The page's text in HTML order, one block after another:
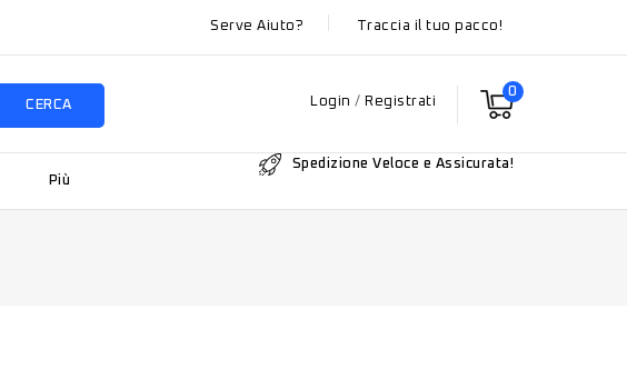
Serve Aiuto? Traccia il tuo pacco!
0
Login / Registrati
CERCA
Più
Spedizione Veloce e Assicurata!